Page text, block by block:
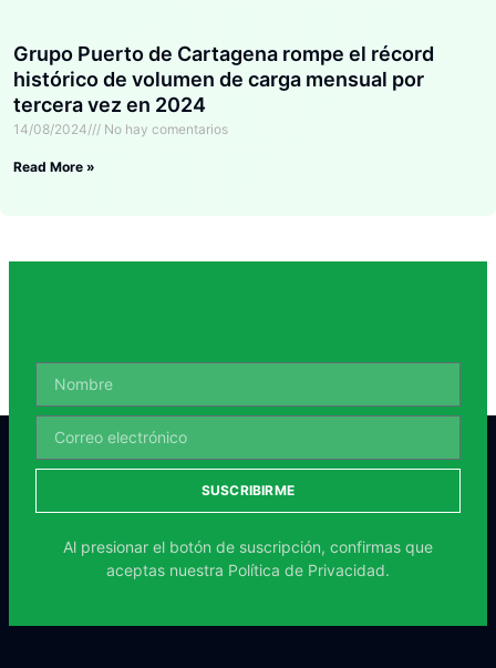
Grupo Puerto de Cartagena rompe el récord
histórico de volumen de carga mensual por
tercera vez en 2024
14/08/2024 No hay comentarios
Read More »
SUSCRIBIRME
Al presionar el botón de suscripción, confirmas que
aceptas nuestra Política de Privacidad.